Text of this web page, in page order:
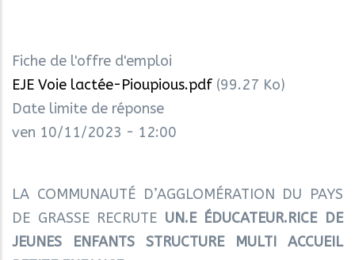
Fiche de l'offre d'emploi
EJE Voie lactée-Pioupious.pdf (99.27 Ko)
Date limite de réponse
ven 10/11/2023 - 12:00
LA COMMUNAUTÉ D’AGGLOMÉRATION DU PAYS
DE GRASSE RECRUTE UN.E ÉDUCATEUR.RICE DE
JEUNES ENFANTS STRUCTURE MULTI ACCUEIL